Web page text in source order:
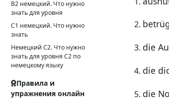
B2 немецкий. Что нужно
знать для уровня
C1 немецкий. Что нужно
знать
Немецкий С2. Что нужно
знать для уровня С2 по
немецкому языку
Правила и
упражнения онлайн
die
die
die